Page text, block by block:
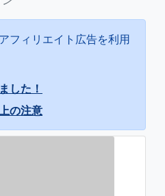
フィリエイト広告を利用
した！
の注意